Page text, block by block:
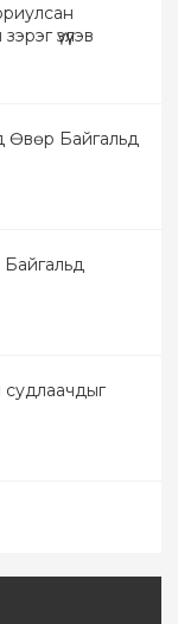
үзүүлэв
Өвөр Байгальд
судлаачдыг